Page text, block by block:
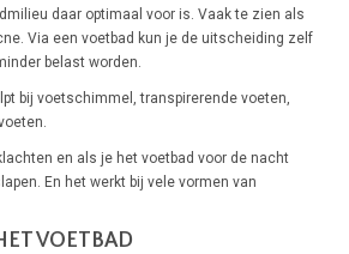
daar optimaal voor is. Vaak te zien als
Via een voetbad kun je de uitscheiding zelf
belast worden.
bij voetschimmel, transpirerende voeten,
en als je het voetbad voor de nacht
En het werkt bij vele vormen van
VOETBAD